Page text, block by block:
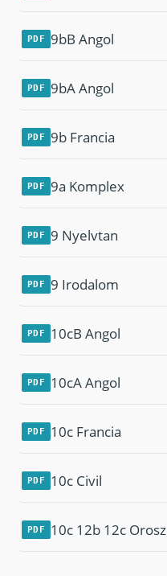
PDF 9bB Angol
PDF 9bA Angol
PDF 9b Francia
PDF 9a Komplex
PDF 9 Nyelvtan
PDF 9 Irodalom
PDF 10cB Angol
PDF 10cA Angol
PDF 10c Francia
PDF 10c Civil
PDF 10c 12b 12c Orosz